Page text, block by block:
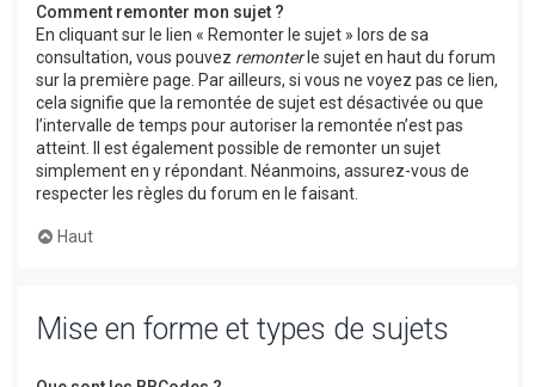
Comment remonter mon sujet ?
En cliquant sur le lien « Remonter le sujet » lors de sa
consultation, vous pouvez remonterle sujet en haut du forum
sur la première page. Par ailleurs, si vous ne voyez pas ce lien,
cela signifie que la remontée de sujet est désactivée ou que
l’intervalle de temps pour autoriser la remontée n’est pas
atteint. Il est également possible de remonter un sujet
simplement en y répondant. Néanmoins, assurez-vous de
respecter les règles du forum en le faisant.
Haut
Mise en forme et types de sujets